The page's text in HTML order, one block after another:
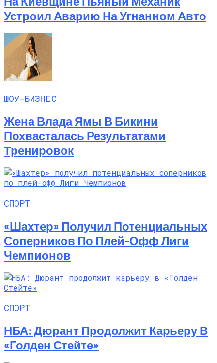
Устроил Аварию На Угнанном Авто
ШОУ-БИЗНЕС
Жена Влада Ямы В Бикини
Похвасталась Результатами
Тренировок
СПОРТ
«Шахтер» Получил Потенциальных
Соперников По Плей-Офф Лиги
Чемпионов
СПОРТ
НБА: Дюрант Продолжит Карьеру В
«Голден Стейте»